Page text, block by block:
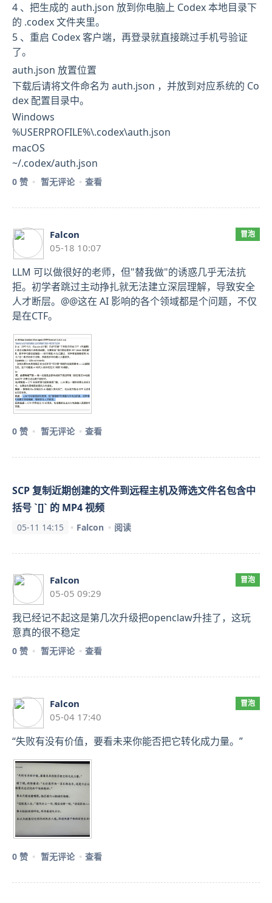
4 、把生成的 auth.json 放到你电脑上 Codex 本地目录下
的 .codex 文件夹里。
5 、重启 Codex 客户端，再登录就直接跳过手机号验证
了。
auth.json 放置位置
下载后请将文件命名为 auth.json ，并放到对应系统的 Co
dex 配置目录中。
Windows
%USERPROFILE%\.codex\auth.json
macOS
~/.codex/auth.json
0 赞 暂无评论 查看
Falcon
05-18 10:07
冒泡
LLM 可以做很好的老师，但"替我做"的诱惑几乎无法抗
拒。初学者跳过主动挣扎就无法建立深层理解，导致安全
人才断层。@@这在 AI 影响的各个领域都是个问题，不仅
是在CTF。
0 赞 暂无评论 查看
SCP 复制近期创建的文件到远程主机及筛选文件名包含中
括号 `[]` 的 MP4 视频
05-11 14:15 Falcon 阅读
Falcon
05-05 09:29
冒泡
我已经记不起这是第几次升级把openclaw升挂了，这玩
意真的很不稳定
0 赞 暂无评论 查看
Falcon
05-04 17:40
冒泡
“失败有没有价值，要看未来你能否把它转化成力量。”
0 赞 暂无评论 查看